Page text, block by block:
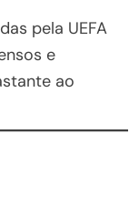
pela UEFA
e
ao